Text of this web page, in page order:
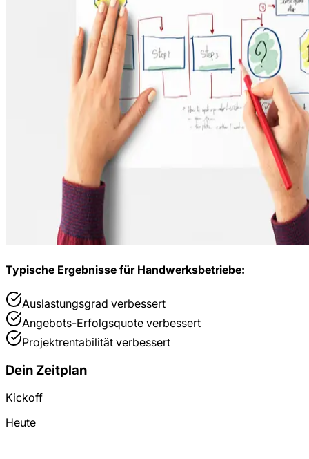
Typische Ergebnisse für Handwerksbetriebe:
Auslastungsgrad verbessert
Angebots-Erfolgsquote verbessert
Projektrentabilität verbessert
Dein Zeitplan
Kickoff
Heute